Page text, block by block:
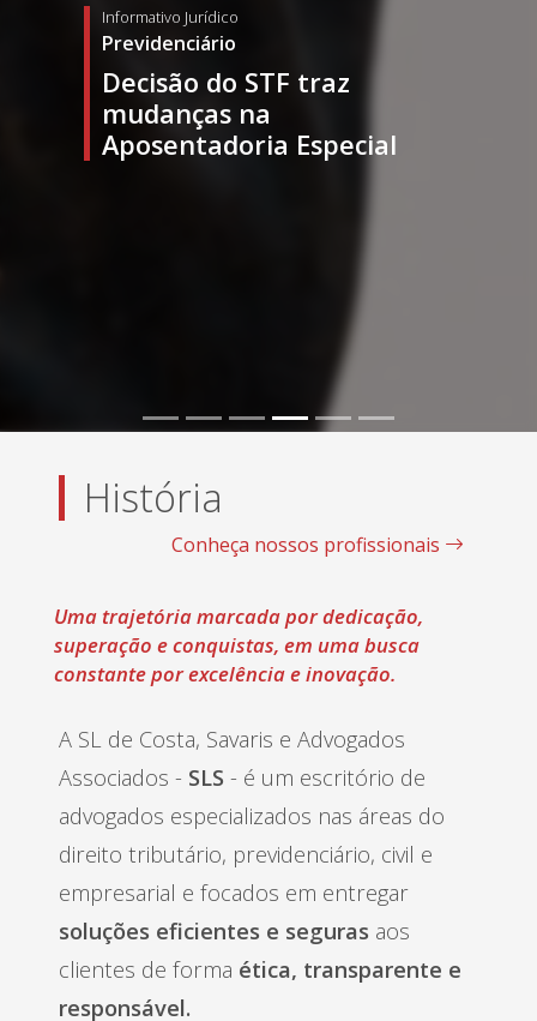
Informativo Jurídico
Previdenciário
Decisão do STF traz
mudanças na
Aposentadoria Especial
História
Conheça nossos profissionais
Uma trajetória marcada por dedicação,
superação e conquistas, em uma busca
constante por excelência e inovação.
A SL de Costa, Savaris e Advogados
Associados - SLS - é um escritório de
advogados especializados nas áreas do
direito tributário, previdenciário, civil e
empresarial e focados em entregar
soluções eficientes e seguras aos
clientes de forma ética, transparente e
responsável.